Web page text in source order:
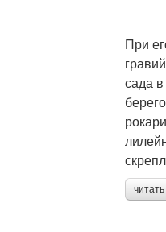
При
сада